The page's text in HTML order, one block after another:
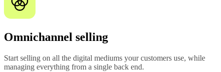
Omnichannel selling
Start selling on all the digital mediums your customers use, while
managing everything from a single back end.